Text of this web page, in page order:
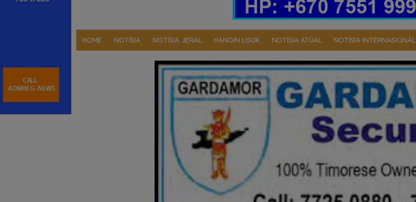
HOME NOTÍSIA NOTÍSIA JERAL HANOIN LISUK NOTÍSIA ATÚAL NOTÍSIA INTERNASIONÁL